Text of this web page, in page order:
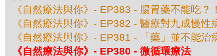
《自然療法與你》- EP383 - 腸胃藥不能吃？
《自然療法與你》- EP382 - 醫療對九成慢性
《自然療法與你》- EP381 - 「藥」並不能治
《自然療法與你》- EP380 - 微循環療法